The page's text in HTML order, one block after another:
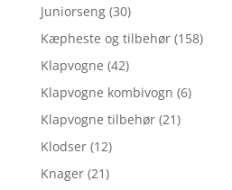
Juniorseng (30)
Kæpheste og tilbehør (158)
Klapvogne (42)
Klapvogne kombivogn (6)
Klapvogne tilbehør (21)
Klodser (12)
Knager (21)